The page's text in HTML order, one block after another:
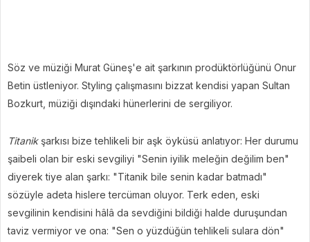
Söz ve müziği Murat Güneş'e ait şarkının prodüktörlüğünü Onur
Betin üstleniyor. Styling çalışmasını bizzat kendisi yapan Sultan
Bozkurt, müziği dışındaki hünerlerini de sergiliyor.
Titanikşarkısı bize tehlikeli bir aşk öyküsü anlatıyor: Her durumu
şaibeli olan bir eski sevgiliyi "Senin iyilik meleğin değilim ben"
diyerek tiye alan şarkı: "Titanik bile senin kadar batmadı"
sözüyle adeta hislere tercüman oluyor. Terk eden, eski
sevgilinin kendisini hâlâ da sevdiğini bildiği halde duruşundan
taviz vermiyor ve ona: "Sen o yüzdüğün tehlikeli sulara dön"